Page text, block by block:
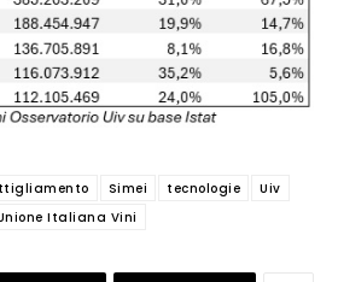
Simei tecnologie
Uiv
Italiana Vini